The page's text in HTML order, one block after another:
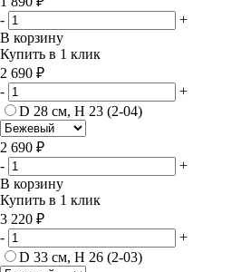
-
+
В корзину
Купить в 1 клик
2 690 ₽
-
+
D 28 см, H 23 (2-04)
2 690 ₽
-
+
В корзину
Купить в 1 клик
3 220 ₽
-
+
D 33 см, H 26 (2-03)